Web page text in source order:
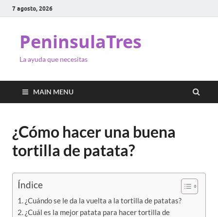
7 agosto, 2026
PeninsulaTres
La ayuda que necesitas
MAIN MENU
¿Cómo hacer una buena
tortilla de patata?
Índice
¿Cuándo se le da la vuelta a la tortilla de patatas?
¿Cuál es la mejor patata para hacer tortilla de